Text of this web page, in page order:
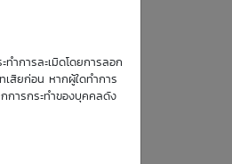
ำการละเมิดโดยการลอก
สียก่อน หากผู้ใดทำการ
การกระทำของบุคคลดัง